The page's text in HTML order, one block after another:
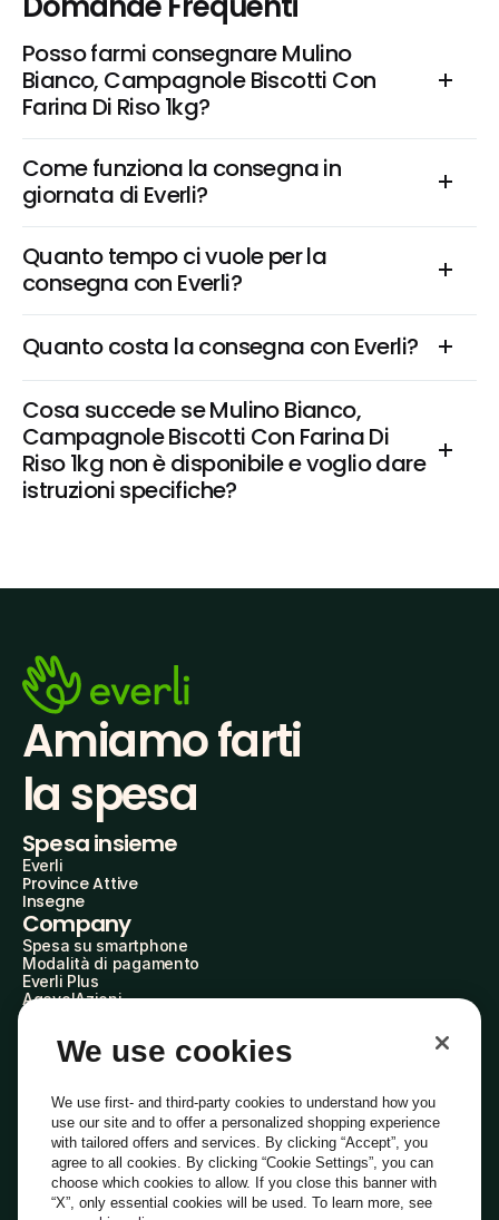
Posso farmi consegnare Mulino
Bianco, Campagnole Biscotti Con
Farina Di Riso 1kg?
Come funziona la consegna in
giornata di Everli?
Quanto tempo ci vuole per la
consegna con Everli?
Quanto costa la consegna con Everli?
Cosa succede se Mulino Bianco,
Campagnole Biscotti Con Farina Di
Riso 1kg non è disponibile e voglio dare
istruzioni specifiche?
Amiamo farti
la spesa
Spesa insieme
Everli
Province Attive
Insegne
Company
Spesa su smartphone
Modalità di pagamento
Everli Plus
AgevolAzioni
Everli Shoppers
Scopri chi siamo
Domande frequenti
Lavora con noi
Diventa Shopper
Investitori
PrivacyCookiePreferenze Cookie
We use cookies
We use first- and third-party cookies to understand how you
use our site and to offer a personalized shopping experience
with tailored offers and services. By clicking “Accept”, you
agree to all cookies. By clicking “Cookie Settings”, you can
choose which cookies to allow. If you close this banner with
“X”, only essential cookies will be used. To learn more, see